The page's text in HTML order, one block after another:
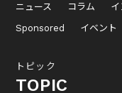
ニュース コラム イ
Sponsored
イベント
トピック
TOPIC